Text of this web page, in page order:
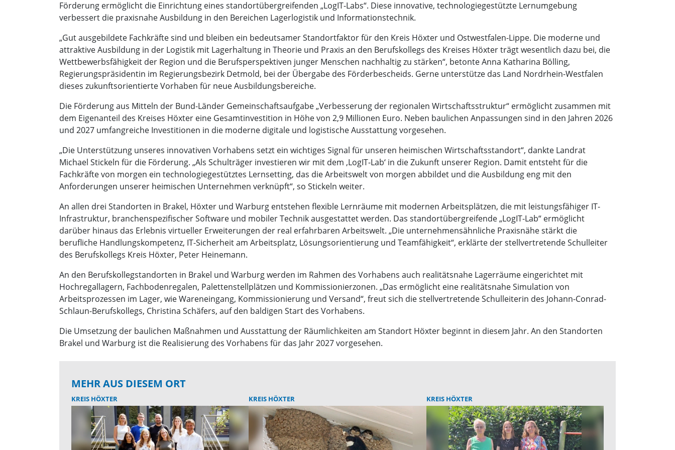
Förderung ermöglicht die Einrichtung eines standortübergreifenden „LogIT-Labs“. Diese innovative, technologiegestützte Lernumgebung
verbessert die praxisnahe Ausbildung in den Bereichen Lagerlogistik und Informationstechnik.
„Gut ausgebildete Fachkräfte sind und bleiben ein bedeutsamer Standortfaktor für den Kreis Höxter und Ostwestfalen-Lippe. Die moderne und
attraktive Ausbildung in der Logistik mit Lagerhaltung in Theorie und Praxis an den Berufskollegs des Kreises Höxter trägt wesentlich dazu bei, die
Wettbewerbsfähigkeit der Region und die Berufsperspektiven junger Menschen nachhaltig zu stärken“, betonte Anna Katharina Bölling,
Regierungspräsidentin im Regierungsbezirk Detmold, bei der Übergabe des Förderbescheids. Gerne unterstütze das Land Nordrhein-Westfalen
dieses zukunftsorientierte Vorhaben für neue Ausbildungsbereiche.
Die Förderung aus Mitteln der Bund-Länder Gemeinschaftsaufgabe „Verbesserung der regionalen Wirtschaftsstruktur“ ermöglicht zusammen mit
dem Eigenanteil des Kreises Höxter eine Gesamtinvestition in Höhe von 2,9 Millionen Euro. Neben baulichen Anpassungen sind in den Jahren 2026
und 2027 umfangreiche Investitionen in die moderne digitale und logistische Ausstattung vorgesehen.
„Die Unterstützung unseres innovativen Vorhabens setzt ein wichtiges Signal für unseren heimischen Wirtschaftsstandort“, dankte Landrat
Michael Stickeln für die Förderung. „Als Schulträger investieren wir mit dem ‚LogIT-Lab‘ in die Zukunft unserer Region. Damit entsteht für die
Fachkräfte von morgen ein technologiegestütztes Lernsetting, das die Arbeitswelt von morgen abbildet und die Ausbildung eng mit den
Anforderungen unserer heimischen Unternehmen verknüpft“, so Stickeln weiter.
An allen drei Standorten in Brakel, Höxter und Warburg entstehen flexible Lernräume mit modernen Arbeitsplätzen, die mit leistungsfähiger IT-
Infrastruktur, branchenspezifischer Software und mobiler Technik ausgestattet werden. Das standortübergreifende „LogIT-Lab“ ermöglicht
darüber hinaus das Erlebnis virtueller Erweiterungen der real erfahrbaren Arbeitswelt. „Die unternehmensähnliche Praxisnähe stärkt die
berufliche Handlungskompetenz, IT-Sicherheit am Arbeitsplatz, Lösungsorientierung und Teamfähigkeit“, erklärte der stellvertretende Schulleiter
des Berufskollegs Kreis Höxter, Peter Heinemann.
An den Berufskollegstandorten in Brakel und Warburg werden im Rahmen des Vorhabens auch realitätsnahe Lagerräume eingerichtet mit
Hochregallagern, Fachbodenregalen, Palettenstellplätzen und Kommissionierzonen. „Das ermöglicht eine realitätsnahe Simulation von
Arbeitsprozessen im Lager, wie Wareneingang, Kommissionierung und Versand“, freut sich die stellvertretende Schulleiterin des Johann-Conrad-
Schlaun-Berufskollegs, Christina Schäfers, auf den baldigen Start des Vorhabens.
Die Umsetzung der baulichen Maßnahmen und Ausstattung der Räumlichkeiten am Standort Höxter beginnt in diesem Jahr. An den Standorten
Brakel und Warburg ist die Realisierung des Vorhabens für das Jahr 2027 vorgesehen.
MEHR AUS DIESEM ORT
KREIS HÖXTER KREIS HÖXTER KREIS HÖXTER